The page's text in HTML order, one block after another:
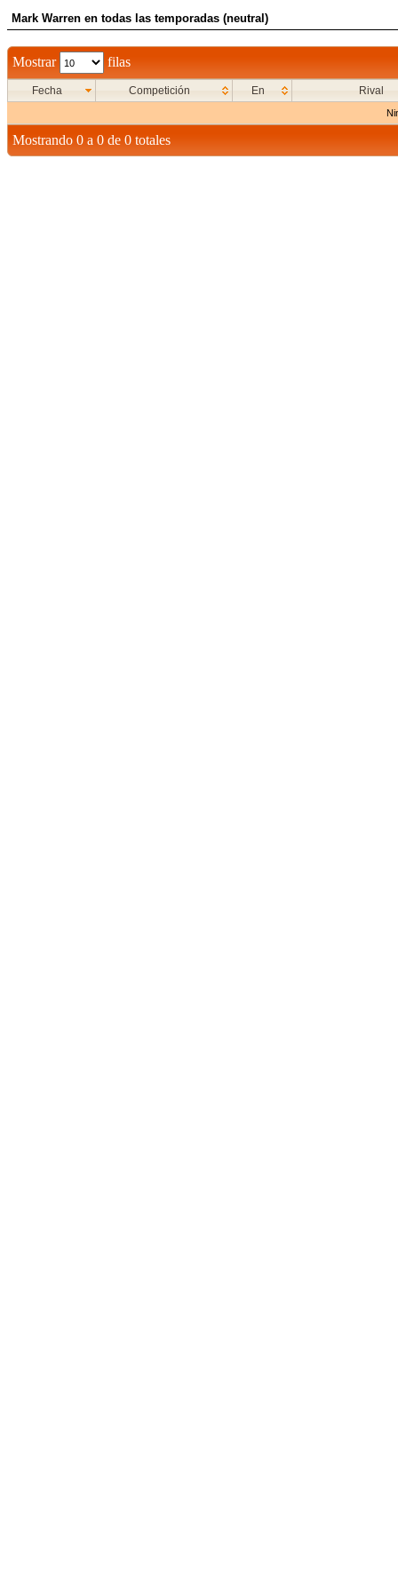
Mark Warren en todas las temporadas (neutral)
Mostrar filas
Fecha Competición En Rival
Mostrando 0 a 0 de 0 totales